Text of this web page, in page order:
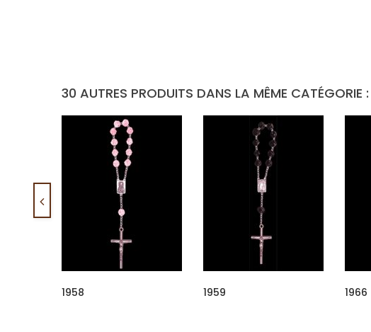
30 AUTRES PRODUITS DANS LA MÊME CATÉGORIE :
1958 1959 1966